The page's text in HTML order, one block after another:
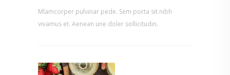
Mlamcorper pulvinar pede. Sem porta sit nibh
vivamus et. Aenean une doler sollicitudin.